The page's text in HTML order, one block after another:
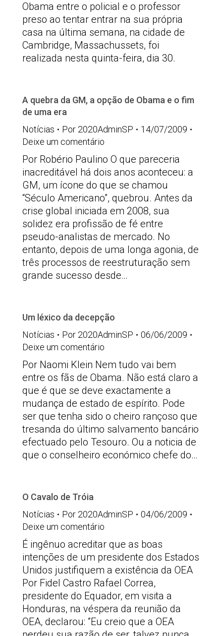
Obama entre o policial e o professor
preso ao tentar entrar na sua própria
casa na última semana, na cidade de
Cambridge, Massachussets, foi
realizada nesta quinta-feira, dia 30.
A quebra da GM, a opção de Obama e o fim
de uma era
Notícias
Por 2020AdminSP
14/07/2009
Deixe um comentário
Por Robério Paulino O que pareceria
inacreditável há dois anos aconteceu: a
GM, um ícone do que se chamou
“Século Americano”, quebrou. Antes da
crise global iniciada em 2008, sua
solidez era profissão de fé entre
pseudo-analistas de mercado. No
entanto, depois de uma longa agonia, de
três processos de reestruturação sem
grande sucesso desde…
Um léxico da decepção
Notícias
Por 2020AdminSP
06/06/2009
Deixe um comentário
Por Naomi Klein Nem tudo vai bem
entre os fãs de Obama. Não está claro a
que é que se deve exactamente a
mudança de estado de espírito. Pode
ser que tenha sido o cheiro rançoso que
tresanda do último salvamento bancário
efectuado pelo Tesouro. Ou a noticia de
que o conselheiro económico chefe do…
O Cavalo de Tróia
Notícias
Por 2020AdminSP
04/06/2009
Deixe um comentário
É ingênuo acreditar que as boas
intenções de um presidente dos Estados
Unidos justifiquem a existência da OEA
Por Fidel Castro Rafael Correa,
presidente do Equador, em visita a
Honduras, na véspera da reunião da
OEA, declarou: ”Eu creio que a OEA